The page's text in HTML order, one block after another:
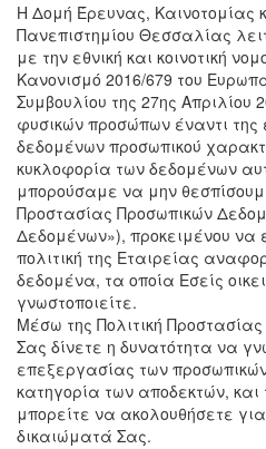
H Δομή Έρευνας, Καινοτομίας
Πανεπιστημίου Θεσσαλίας
με την εθνική και κοινοτική
Κανονισμό 2016/679 του
Συμβουλίου της 27ης Απριλίου
φυσικών προσώπων έναντι
δεδομένων προσωπικού
κυκλοφορία των δεδομένων
μπορούσαμε να μην
Προστασίας Προσωπικών
Δεδομένων»), προκειμένου να
πολιτική της Εταιρείας
δεδομένα, τα οποία Εσείς
γνωστοποιείτε.
Μέσω της Πολιτική
Σας δίνετε η δυνατότητα να
επεξεργασίας των
κατηγορία των αποδεκτών, και
μπορείτε να ακολουθήσετε
δικαιώματά Σας.